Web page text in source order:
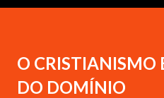
O CRISTIANISMO
DO DOMÍNIO